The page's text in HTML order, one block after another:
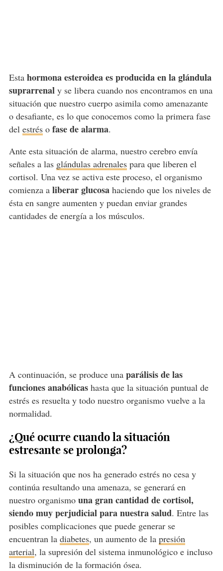
Esta hormona esteroideaes producida en la glándula
suprarrenal y se libera cuando nos encontramos en una
situación que nuestro cuerpo asimila como amenazante
o desafiante, es lo que conocemos como la primera fase
del estréso fase de alarma.
Ante esta situación de alarma, nuestro cerebro envía
señales a las glándulas adrenalespara que liberen el
cortisol. Una vez se activa este proceso, el organismo
comienza a liberar glucosahaciendo que los niveles de
ésta en sangre aumenten y puedan enviar grandes
cantidades de energía a los músculos.
A continuación, se produce una parálisis de las
funciones anabólicashasta que la situación puntual de
estrés es resuelta y todo nuestro organismo vuelve a la
normalidad.
¿Qué ocurre cuando la situación
estresante se prolonga?
Si la situación que nos ha generado estrés no cesa y
continúa resultando una amenaza, se generará en
nuestro organismo una gran cantidad de cortisol,
siendo muy perjudicial para nuestra salud. Entre las
posibles complicaciones que puede generar se
encuentran la diabetes, un aumento de la presión
arterial, la supresión del sistema inmunológico e incluso
la disminución de la formación ósea.